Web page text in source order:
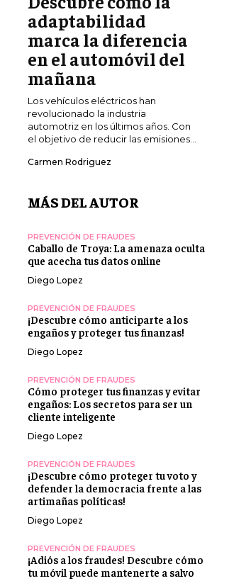
adaptabilidad
marca la diferencia
en el automóvil del
mañana
Los vehículos eléctricos han
revolucionado la industria
automotriz en los últimos años. Con
el objetivo de reducir las emisiones...
Carmen Rodriguez
MÁS DEL AUTOR
PREVENCIÓN DE FRAUDES
Caballo de Troya: La amenaza oculta
que acecha tus datos online
Diego Lopez
PREVENCIÓN DE FRAUDES
¡Descubre cómo anticiparte a los
engaños y proteger tus finanzas!
Diego Lopez
PREVENCIÓN DE FRAUDES
Cómo proteger tus finanzas y evitar
engaños: Los secretos para ser un
cliente inteligente
Diego Lopez
PREVENCIÓN DE FRAUDES
¡Descubre cómo proteger tu voto y
defender la democracia frente a las
artimañas políticas!
Diego Lopez
PREVENCIÓN DE FRAUDES
¡Adiós a los fraudes! Descubre cómo
tu móvil puede mantenerte a salvo